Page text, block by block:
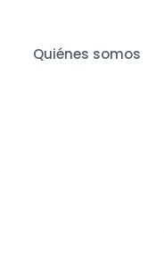
Quiénes somos